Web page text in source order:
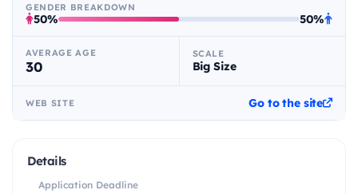
GENDER BREAKDOWN
50% 50%
AVERAGE AGE
30
SCALE
Big Size
WEB SITE Go to the site
Details
Application Deadline